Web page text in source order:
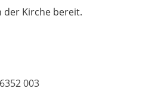
der Kirche bereit.